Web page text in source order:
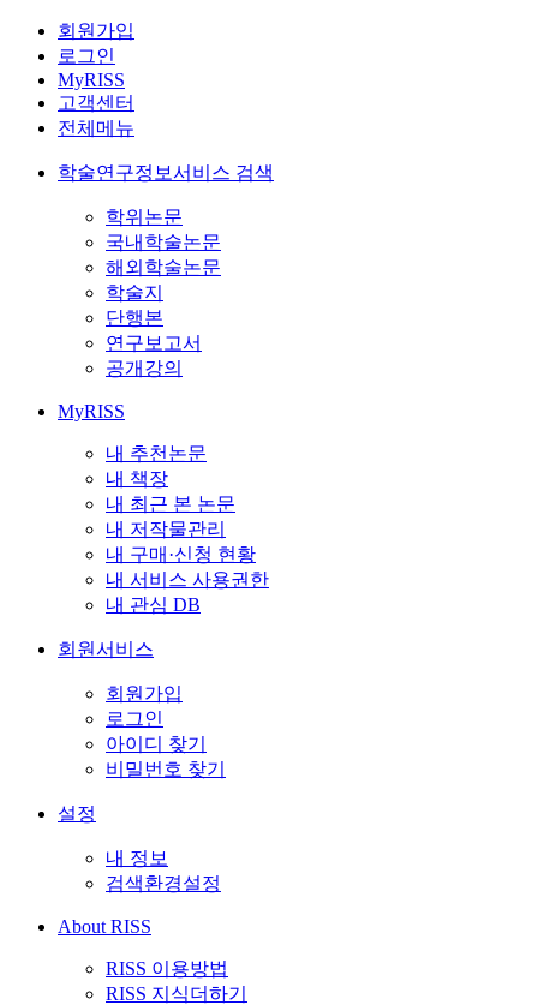
회원가입
로그인
MyRISS
고객센터
전체메뉴
학술연구정보서비스 검색
학위논문
국내학술논문
해외학술논문
학술지
단행본
연구보고서
공개강의
MyRISS
내 추천논문
내 책장
내 최근 본 논문
내 저작물관리
내 구매·신청 현황
내 서비스 사용권한
내 관심 DB
회원서비스
회원가입
로그인
아이디 찾기
비밀번호 찾기
설정
내 정보
검색환경설정
About RISS
RISS 이용방법
RISS 지식더하기